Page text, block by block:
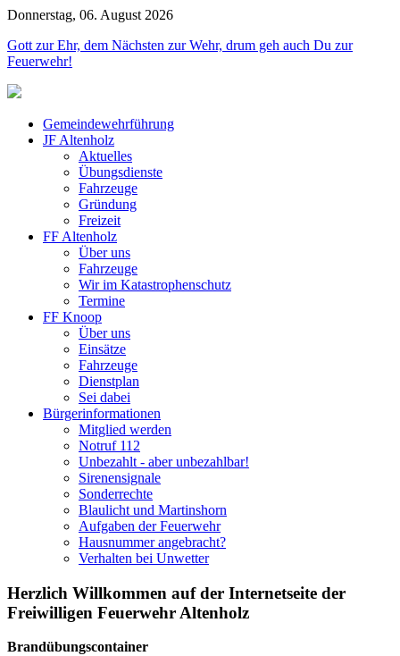
Donnerstag, 06. August 2026
Gott zur Ehr, dem Nächsten zur Wehr, drum geh auch Du zur
Feuerwehr!
Gemeindewehrführung
JF Altenholz
Aktuelles
Übungsdienste
Fahrzeuge
Gründung
Freizeit
FF Altenholz
Über uns
Fahrzeuge
Wir im Katastrophenschutz
Termine
FF Knoop
Über uns
Einsätze
Fahrzeuge
Dienstplan
Sei dabei
Bürgerinformationen
Mitglied werden
Notruf 112
Unbezahlt - aber unbezahlbar!
Sirenensignale
Sonderrechte
Blaulicht und Martinshorn
Aufgaben der Feuerwehr
Hausnummer angebracht?
Verhalten bei Unwetter
Herzlich Willkommen auf der Internetseite der
Freiwilligen Feuerwehr Altenholz
Brandübungscontainer
Jahr
Monat
Jahr
Monat